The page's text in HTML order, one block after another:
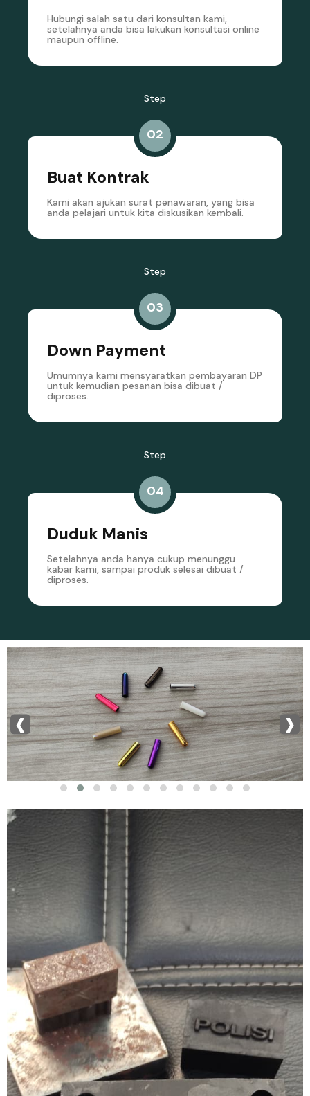
Hubungi salah satu dari konsultan kami,
setelahnya anda bisa lakukan konsultasi online
maupun offline.
Step
02
Buat Kontrak
Kami akan ajukan surat penawaran, yang bisa
anda pelajari untuk kita diskusikan kembali.
Step
03
Down Payment
Umumnya kami mensyaratkan pembayaran DP
untuk kemudian pesanan bisa dibuat /
diproses.
Step
04
Duduk Manis
Setelahnya anda hanya cukup menunggu
kabar kami, sampai produk selesai dibuat /
diproses.
‹ ›